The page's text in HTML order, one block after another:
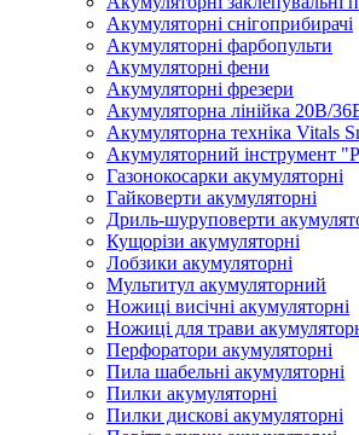
Акумуляторні снігоприбирачі
Акумуляторні фарбопульти
Акумуляторні фени
Акумуляторні фрезери
Акумуляторна лінійка 20В/
Акумуляторна техніка Vitals
Акумуляторний інструмент
Газонокосарки акумуляторні
Гайковерти акумуляторні
Дриль-шуруповерти
Кущорізи акумуляторні
Лобзики акумуляторні
Мультитул акумуляторний
Ножиці висічні акумуляторні
Ножиці для трави
Перфоратори акумуляторні
Пила шабельні акумуляторні
Пилки акумуляторні
Пилки дискові акумуляторні